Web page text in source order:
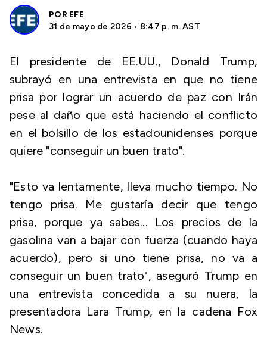
POR EFE
31 de mayo de 2026 • 8:47 p. m. AST
El presidente de EE.UU., Donald Trump,
subrayó en una entrevista en que no tiene
prisa por lograr un acuerdo de paz con Irán
pese al daño que está haciendo el conflicto
en el bolsillo de los estadounidenses porque
quiere "conseguir un buen trato".
"Esto va lentamente, lleva mucho tiempo. No
tengo prisa. Me gustaría decir que tengo
prisa, porque ya sabes... Los precios de la
gasolina van a bajar con fuerza (cuando haya
acuerdo), pero si uno tiene prisa, no va a
conseguir un buen trato", aseguró Trump en
una entrevista concedida a su nuera, la
presentadora Lara Trump, en la cadena Fox
News.